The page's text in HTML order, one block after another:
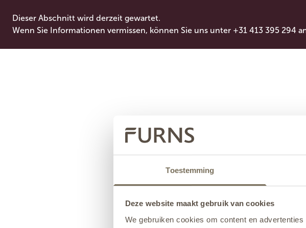
Toestemming
Deze website maakt gebruik van cookies
We gebruiken cookies om content en
Dieser Abschnitt wird derzeit gewartet.
Wenn Sie Informationen vermissen, können Sie uns unter +31 413 395 294